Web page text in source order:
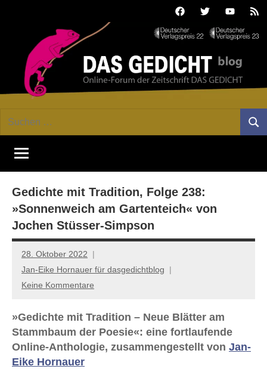
FacebookTwitterYoutube
GEDICHT
blog
Forum
von
DAS
Lyrik,
Essay
Suchen
Gedichte mit Tradition, Folge 238:
»Sonnenweich am Gartenteich« von
Jochen Stüsser-Simpson
28. Oktober 2022
Jan-Eike Hornauer für dasgedichtblog
Keine Kommentare
»Gedichte mit Tradition – Neue Blätter am
Stammbaum der Poesie«: eine fortlaufende
Online-Anthologie, zusammengestellt von Jan-
Eike Hornauer